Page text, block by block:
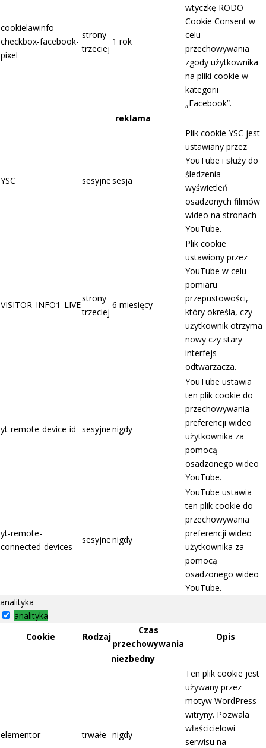
cookielawinfo-
checkbox-facebook-
pixel
strony
trzeciej
1 rok
wtyczkę RODO
Cookie Consent w
celu
przechowywania
zgody użytkownika
na pliki cookie w
kategorii
„Facebook”.
reklama
YSC sesyjnesesja
Plik cookie YSC jest
ustawiany przez
YouTube i służy do
śledzenia
wyświetleń
osadzonych filmów
wideo na stronach
YouTube.
VISITOR_INFO1_LIVE
strony
trzeciej
6 miesięcy
Plik cookie
ustawiony przez
YouTube w celu
pomiaru
przepustowości,
który określa, czy
użytkownik otrzyma
nowy czy stary
interfejs
odtwarzacza.
yt-remote-device-id sesyjnenigdy
YouTube ustawia
ten plik cookie do
przechowywania
preferencji wideo
użytkownika za
pomocą
osadzonego wideo
YouTube.
yt-remote-
connected-devices
sesyjnenigdy
YouTube ustawia
ten plik cookie do
przechowywania
preferencji wideo
użytkownika za
pomocą
osadzonego wideo
YouTube.
analityka
analityka
Cookie
Rodzaj
Czas
przechowywania
Opis
niezbedny
elementor trwałe nigdy
Ten plik cookie jest
używany przez
motyw WordPress
witryny. Pozwala
właścicielowi
serwisu na